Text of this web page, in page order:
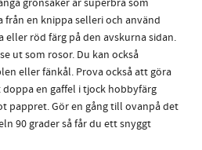
grönsaker är superbra som
från en knippa selleri och använd
röd färg på den avskurna sidan.
ut som rosor. Du kan också
eller fänkål. Prova också att göra
en gaffel i tjock hobbyfärg
pappret. Gör en gång till ovanpå det
90 grader så får du ett snyggt